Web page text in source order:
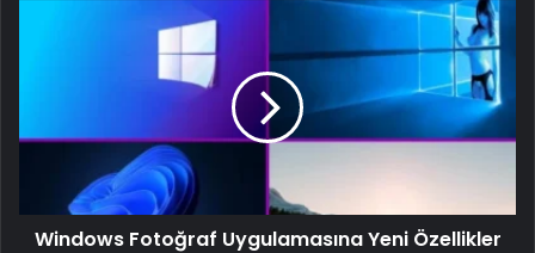
Windows Fotoğraf Uygulamasına Yeni Özellikler